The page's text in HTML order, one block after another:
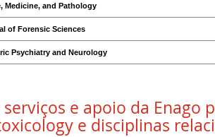
Medicine, and Pathology
of Forensic Sciences
Psychiatry and Neurology
e apoio da Enago
e disciplinas